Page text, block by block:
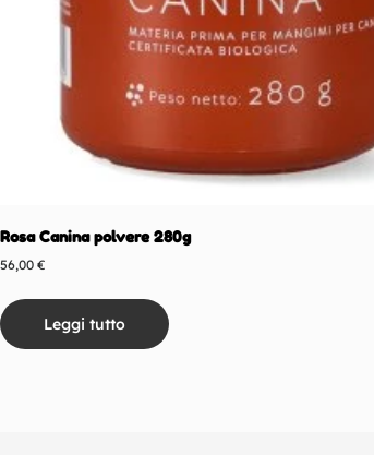
Rosa Canina polvere 280g
56,00 €
Leggi tutto